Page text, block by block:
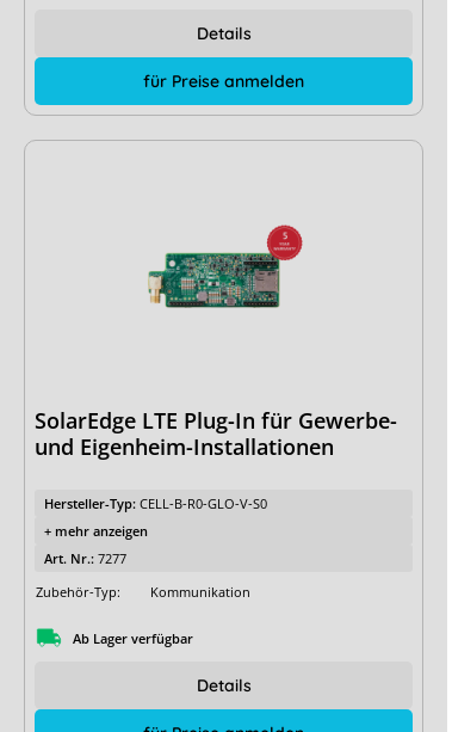
für Preise anmelden
Details
SolarEdge LTE Plug-In für Gewerbe-
und Eigenheim-Installationen
Hersteller-Typ: CELL-B-R0-GLO-V-S0
+ mehr anzeigen
Art. Nr.: 7277
Zubehör-Typ:
Kommunikation
Ab Lager verfügbar
Details